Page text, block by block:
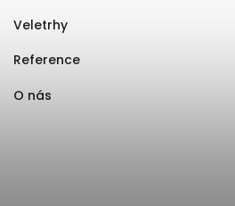
Veletrhy
Reference
O nás